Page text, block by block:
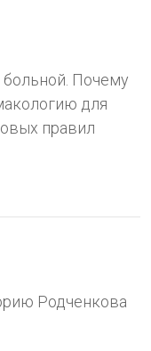
больной. Почему
для
правил
Родченкова